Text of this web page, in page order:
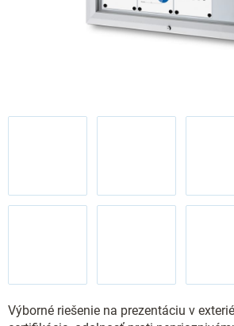
Výborné riešenie na prezentáciu v